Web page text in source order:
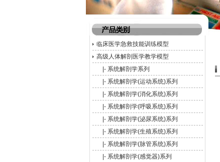
临床医学急救技能训练模型
高级人体解剖医学教学模型
|- 系统解剖学系列
|- 系统解剖学(运动系统)系列
|- 系统解剖学(消化系统)系列
|- 系统解剖学(呼吸系统)系列
|- 系统解剖学(泌尿系统)系列
|- 系统解剖学(生殖系统)系列
|- 系统解剖学(脉管系统)系列
|- 系统解剖学(感觉器)系列